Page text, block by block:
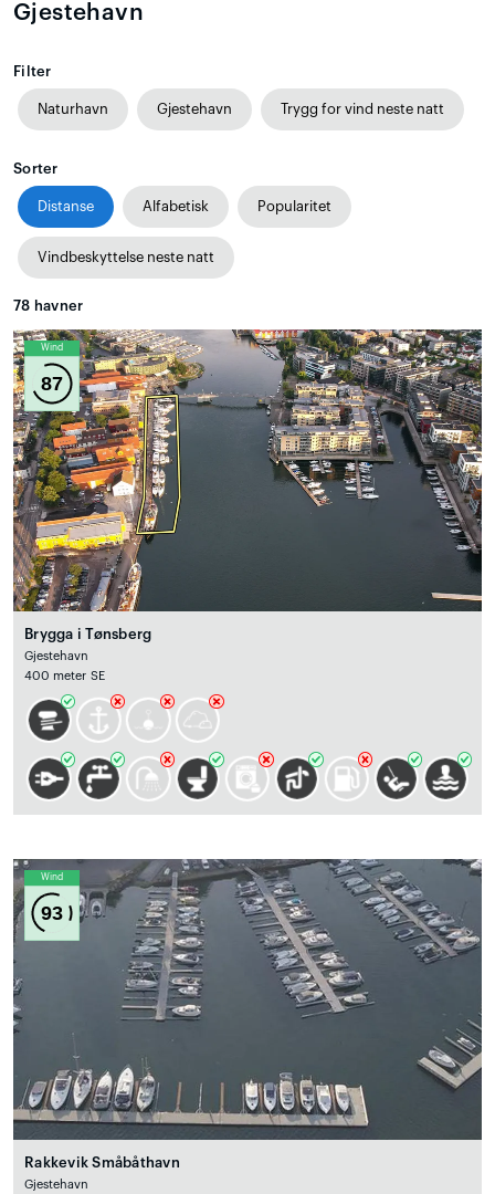
Gjestehavn
Filter
Naturhavn Gjestehavn Trygg for vind neste natt
Sorter
Distanse Alfabetisk Popularitet
Vindbeskyttelse neste natt
78 havner
Wind
87
Brygga i Tønsberg
Gjestehavn
400 meter SE
Wind
93
Rakkevik Småbåthavn
Gjestehavn